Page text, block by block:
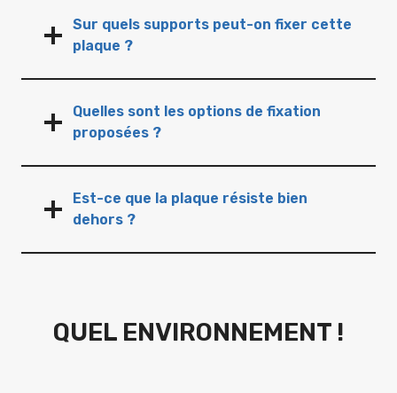
Sur quels supports peut-on fixer cette
plaque ?
Quelles sont les options de fixation
proposées ?
Est-ce que la plaque résiste bien
dehors ?
QUEL ENVIRONNEMENT !